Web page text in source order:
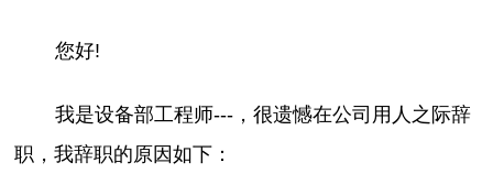
您好!
我是设备部工程师---，很遗憾在公司用人之际辞
职，我辞职的原因如下：